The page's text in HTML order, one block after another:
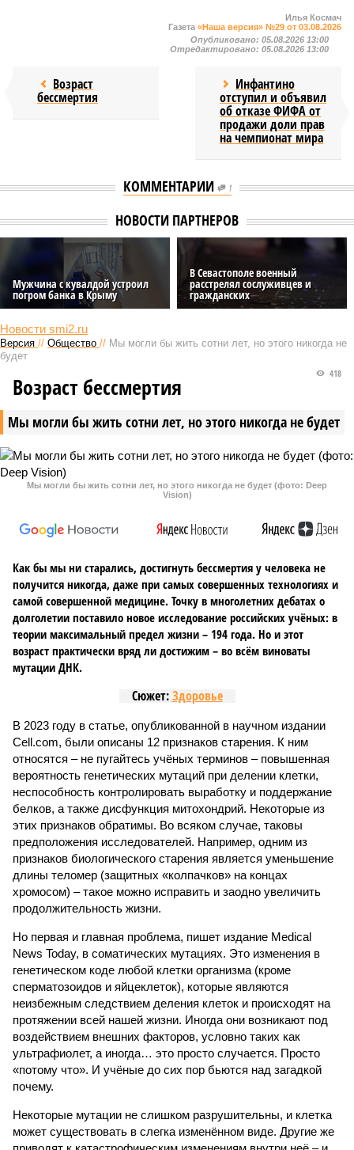
Илья Космач
Газета «Наша версия» №29 от 03.08.2026
Опубликовано: 05.08.2026 13:00
Отредактировано: 05.08.2026 13:00
Возраст
бессмертия
Инфантино
отступил и объявил
об отказе ФИФА от
продажи доли прав
на чемпионат мира
КОММЕНТАРИИ 1
НОВОСТИ ПАРТНЕРОВ
Мужчина с кувалдой устроил
погром банка в Крыму
В Севастополе военный
расстрелял сослуживцев и
гражданских
Новости smi2.ru
Версия // Общество // Мы могли бы жить сотни лет, но этого никогда не
будет
Мы могли бы жить сотни лет, но этого никогда не будет
418
Возраст бессмертия
Мы могли бы жить сотни лет, но этого никогда не будет (фото: Deep
Vision)
Как бы мы ни старались, достигнуть бессмертия у человека не
получится никогда, даже при самых совершенных технологиях и
самой совершенной медицине. Точку в многолетних дебатах о
долголетии поставило новое исследование российских учёных: в
теории максимальный предел жизни – 194 года. Но и этот
возраст практически вряд ли достижим – во всём виноваты
мутации ДНК.
Сюжет:Здоровье
В 2023 году в статье, опубликованной в научном издании
Cell.com, были описаны 12 признаков старения. К ним
относятся – не пугайтесь учёных терминов – повышенная
вероятность генетических мутаций при делении клетки,
неспособность контролировать выработку и поддержание
белков, а также дисфункция митохондрий. Некоторые из
этих признаков обратимы. Во всяком случае, таковы
предположения исследователей. Например, одним из
признаков биологического старения является уменьшение
длины теломер (защитных «колпачков» на концах
хромосом) – такое можно исправить и заодно увеличить
продолжительность жизни.
Но первая и главная проблема, пишет издание Medical
News Today, в соматических мутациях. Это изменения в
генетическом коде любой клетки организма (кроме
сперматозоидов и яйцеклеток), которые являются
неизбежным следствием деления клеток и происходят на
протяжении всей нашей жизни. Иногда они возникают под
воздействием внешних факторов, условно таких как
ультрафиолет, а иногда… это просто случается. Просто
«потому что». И учёные до сих пор бьются над загадкой
почему.
Некоторые мутации не слишком разрушительны, и клетка
может существовать в слегка изменённом виде. Другие же